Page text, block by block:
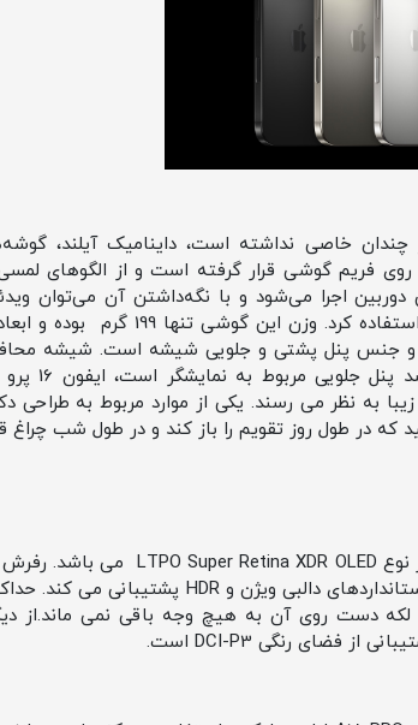
فریم گوشی قرار گرفته است و از الگوهای
دوربین اجرا می‌شود و با نگه‌داشتن آن می‌توان
گرید 5 مستحکم و جنس پنل پشتی و جلویی شیشه است.
سرامیک
به نظر می رسند. یکی از موارد مربوط به
که در طول روز تقویم را باز کند و در طول شب چراغ
دست روی آن به هیچ وجه باقی نمی ماند.از